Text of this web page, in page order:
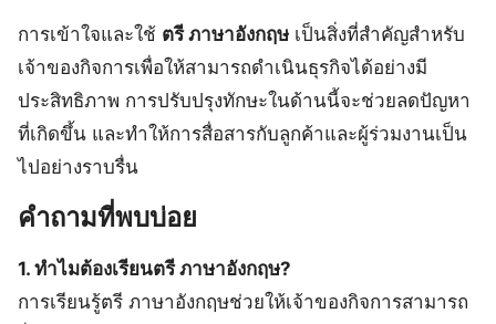
การเข้าใจและใช้ ตรี ภาษาอังกฤษ เป็นสิ่งที่สำคัญสำหรับ
เจ้าของกิจการเพื่อให้สามารถดำเนินธุรกิจได้อย่างมี
ประสิทธิภาพ การปรับปรุงทักษะในด้านนี้จะช่วยลดปัญหา
ที่เกิดขึ้น และทำให้การสื่อสารกับลูกค้าและผู้ร่วมงานเป็น
ไปอย่างราบรื่น
คำถามที่พบบ่อย
1. ทำไมต้องเรียนตรี ภาษาอังกฤษ?
การเรียนรู้ตรี ภาษาอังกฤษช่วยให้เจ้าของกิจการสามารถ